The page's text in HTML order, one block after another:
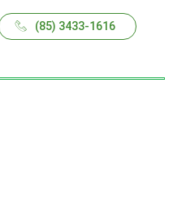
(85) 3433-1616